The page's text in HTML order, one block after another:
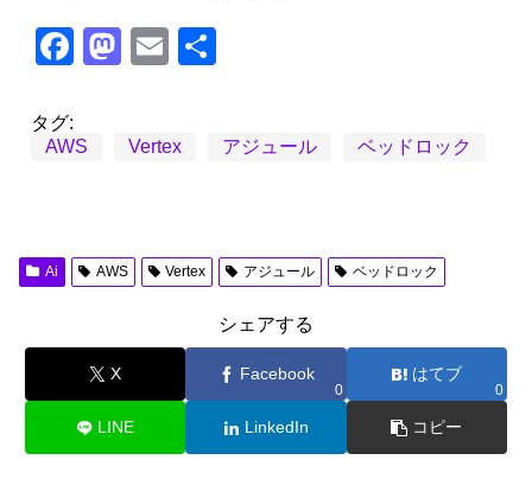
F
e
o
M
o
n
E
タグ:
AWS
Vertex アジュール ベッドロック
Ai AWS Vertex アジュール ベッドロック
シェアする
X Facebook
0
はてブ
0
LINE LinkedIn コピー